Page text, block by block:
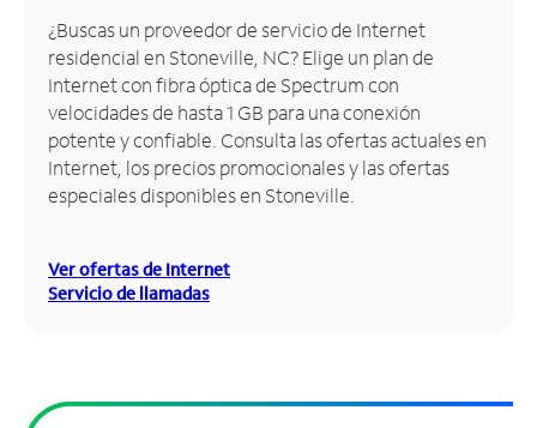
Inglés
Administrar
cuenta
Encuentra
una
tienda
¿Buscas un proveedor de servicio de Internet
residencial en Stoneville, NC? Elige un plan de
Internet con fibra óptica de Spectrum con
velocidades de hasta 1 GB para una conexión
potente y confiable. Consulta las ofertas actuales en
Internet, los precios promocionales y las ofertas
especiales disponibles en Stoneville.
Ver ofertas de Internet
Servicio de llamadas